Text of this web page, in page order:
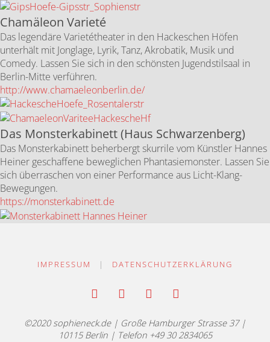
Chamäleon Varieté
Das legendäre Varietétheater in den Hackeschen Höfen
unterhält mit Jonglage, Lyrik, Tanz, Akrobatik, Musik und
Comedy. Lassen Sie sich in den schönsten Jugendstilsaal in
Berlin-Mitte verführen.
http://www.chamaeleonberlin.de/
Das Monsterkabinett (Haus Schwarzenberg)
Das Monsterkabinett beherbergt skurrile vom Künstler Hannes
Heiner geschaffene beweglichen Phantasiemonster. Lassen Sie
sich überraschen von einer Performance aus Licht-Klang-
Bewegungen.
https://monsterkabinett.de
IMPRESSUM | DATENSCHUTZERKLÄRUNG
©2020 sophieneck.de | Große Hamburger Strasse 37 |
10115 Berlin | Telefon +49 30 2834065